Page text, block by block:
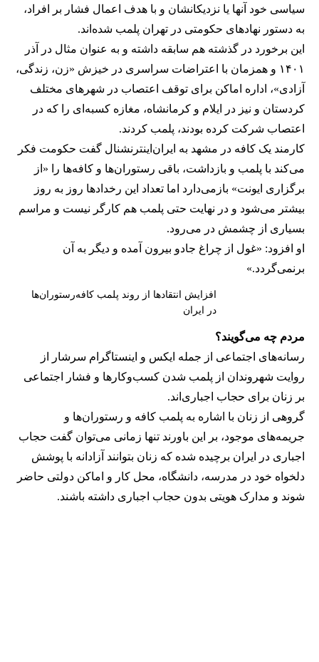
سیاسی خود آنها یا نزدیکانشان و با هدف اعمال فشار بر افراد،
به دستور نهادهای حکومتی در تهران پلمب شده‌اند.
این برخورد در گذشته هم سابقه داشته و به عنوان مثال در آذر
۱۴۰۱ و همزمان با اعتراضات سراسری در خیزش «زن، زندگی،
آزادی»، اداره اماکن برای توقف اعتصاب در شهرهای مختلف
کردستان و نیز در ایلام و کرمانشاه، مغازه کسبه‌ای را که در
اعتصاب شرکت کرده بودند، پلمب کردند.
کارمند یک کافه در مشهد به ایران‌اینترنشنال گفت حکومت فکر
می‌کند با پلمب و بازداشت، باقی رستوران‌ها و کافه‌ها را «از
برگزاری ایونت» بازمی‌دارد اما تعداد این رخدادها روز به روز
بیشتر می‌شود و در نهایت حتی پلمب هم کارگر نیست و مراسم
بسیاری از چشمش در می‌رود.
او افزود: «غول از چراغ جادو بیرون آمده و دیگر به آن
برنمی‎‌گردد.»
افزایش انتقادها از روند پلمب کافه‌رستوران‌ها
در ایران
مردم چه می‌گویند؟
رسانه‎‌های اجتماعی از جمله ایکس و اینستاگرام سرشار از
روایت شهروندان از پلمب شدن کسب‌وکارها و فشار اجتماعی
بر زنان برای حجاب اجباری‌اند.
گروهی از زنان با اشاره به پلمب کافه و رستوران‌ها و
جریمه‌های موجود، بر این باورند تنها زمانی می‌توان گفت حجاب
اجباری در ایران برچیده شده که زنان بتوانند آزادانه با پوشش
دلخواه خود در مدرسه، دانشگاه، محل کار و اماکن دولتی حاضر
شوند و مدارک هویتی بدون حجاب اجباری داشته باشند.